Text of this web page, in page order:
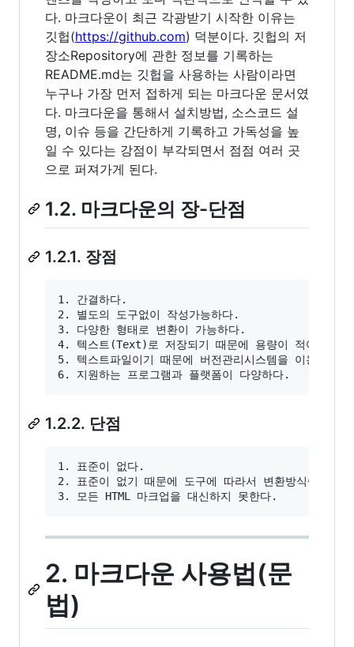
다. 마크다운이 최근 각광받기 시작한 이유는
깃헙(https://github.com) 덕분이다. 깃헙의 저
장소Repository에 관한 정보를 기록하는
README.md는 깃헙을 사용하는 사람이라면
누구나 가장 먼저 접하게 되는 마크다운 문서였
다. 마크다운을 통해서 설치방법, 소스코드 설
명, 이슈 등을 간단하게 기록하고 가독성을 높
일 수 있다는 강점이 부각되면서 점점 여러 곳
으로 퍼져가게 된다.
1.2. 마크다운의 장-단점
1.2.1. 장점
1. 간결하다.
2. 별도의 도구없이 작성가능하다.
3. 다양한 형태로 변환이 가능하다.
4. 텍스트(Text)로 저장되기 때문에 용량이 적어 보관
5. 텍스트파일이기 때문에 버전관리시스템을 이용하여
1.2.2. 단점
1. 표준이 없다.
2. 표준이 없기 때문에 도구에 따라서 변환방식이나 생
2. 마크다운 사용법(문
법)